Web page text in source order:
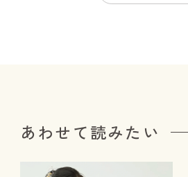
あわせて読みたい